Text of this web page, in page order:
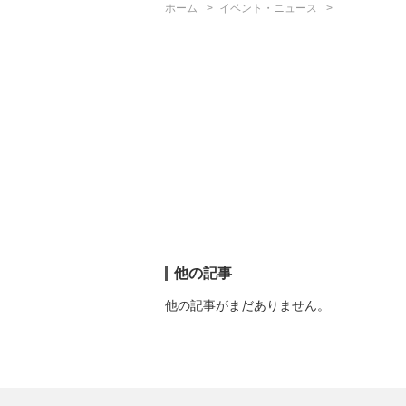
ホーム イベント・ニュース
他の記事
他の記事がまだありません。